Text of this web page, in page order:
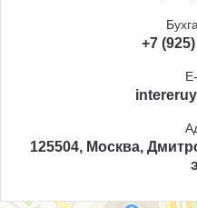
+7
125504, Москва,